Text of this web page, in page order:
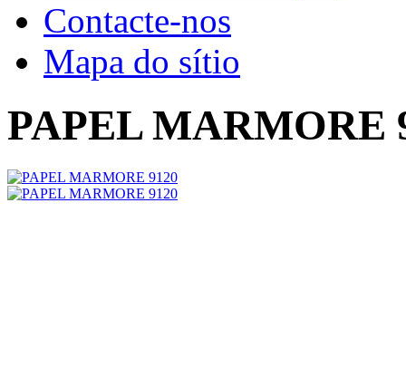
Contacte-nos
Mapa do sítio
PAPEL MARMORE